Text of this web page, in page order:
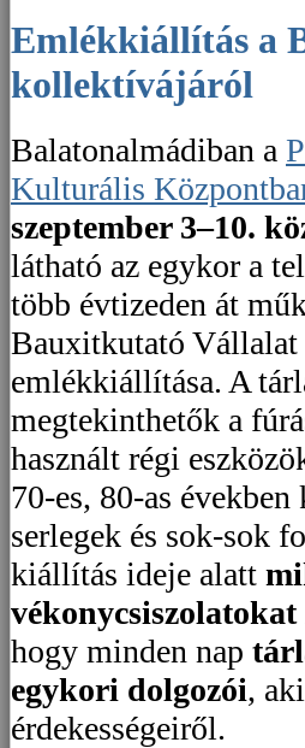
Emlékkiállítás a Bauxitkutató Vállalatról és
kollektívájáról
Balatonalmádiban a
Kulturális
szeptember 3–10.
látható az egykor a
több évtizeden át
Bauxitkutató Vállalat
emlékkiállítása. A
megtekinthetők a
használt régi
70-es, 80-as
serlegek és sok-sok
kiállítás ideje alatt
vékonycsiszolatokat
hogy minden nap
egykori dolgozói,
érdekességeiről.